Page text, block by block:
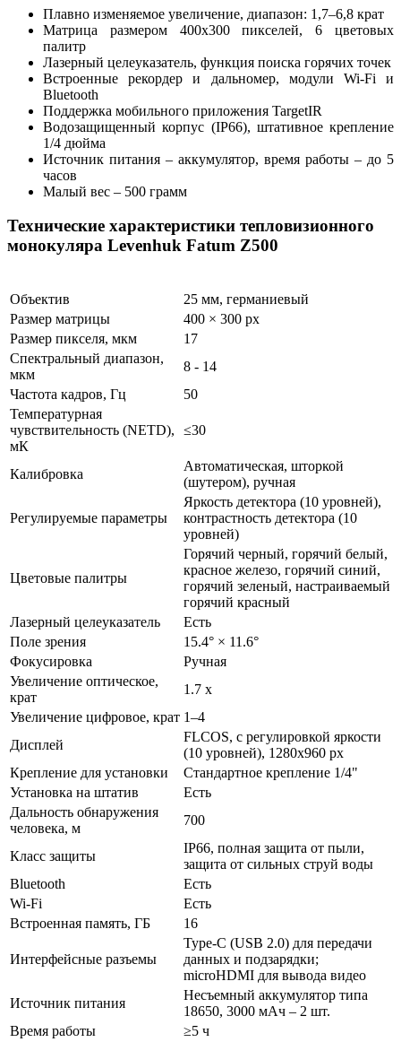
Плавно изменяемое увеличение, диапазон: 1,7–6,8 крат
Матрица размером 400x300 пикселей, 6 цветовых
палитр
Лазерный целеуказатель, функция поиска горячих точек
Встроенные рекордер и дальномер, модули Wi-Fi и
Bluetooth
Поддержка мобильного приложения TargetIR
Водозащищенный корпус (IP66), штативное крепление
1/4 дюйма
Источник питания – аккумулятор, время работы – до 5
часов
Малый вес – 500 грамм
Технические характеристики тепловизионного
монокуляра Levenhuk Fatum Z500
Объектив
25 мм, германиевый
Размер матрицы
400 × 300 px
Размер пикселя, мкм
17
Спектральный диапазон,
мкм
8 - 14
Частота кадров, Гц
50
Температурная
чувствительность (NETD),
мК
≤30
Калибровка
Автоматическая, шторкой
(шутером), ручная
Регулируемые параметры
Яркость детектора (10 уровней),
контрастность детектора (10
уровней)
Цветовые палитры
Горячий черный, горячий белый,
красное железо, горячий синий,
горячий зеленый, настраиваемый
горячий красный
Лазерный целеуказатель
Есть
Поле зрения
15.4° × 11.6°
Фокусировка
Ручная
Увеличение оптическое,
крат
1.7 х
Увеличение цифровое, крат 1–4
Дисплей
FLCOS, с регулировкой яркости
(10 уровней), 1280х960 px
Крепление для установки
Стандартное крепление 1/4"
Установка на штатив
Есть
Дальность обнаружения
человека, м
700
Класс защиты
IP66, полная защита от пыли,
защита от сильных струй воды
Bluetooth
Есть
Wi-Fi
Есть
Встроенная память, ГБ
16
Интерфейсные разъемы
Type-C (USB 2.0) для передачи
данных и подзарядки;
microHDMI для вывода видео
Источник питания
Несъемный аккумулятор типа
18650, 3000 мАч – 2 шт.
Время работы
≥5 ч